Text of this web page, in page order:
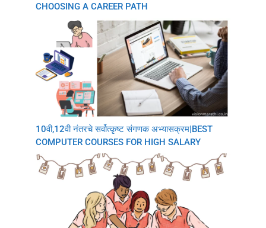
CHOOSING A CAREER PATH
10वी,12वी नंतरचे सर्वोत्कृष्ट संगणक अभ्यासक्रम|BEST
COMPUTER COURSES FOR HIGH SALARY